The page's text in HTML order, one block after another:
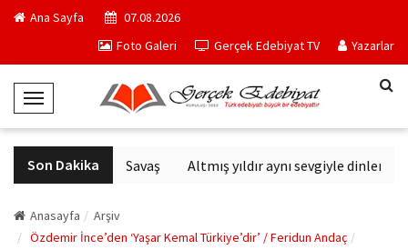
Ana Sayfa
07.08.2026
Foto Galeri
Gerçek Edebiyat TV Yazarlar
T
o
g
g
e
N
Son Dakika
Altıncı Nesil Savaş Altmış yıldır aynı sevgiyle dinlenen
Anasayfa
Arşiv
Özdemir İnce’den ‘Yaşar Kemal Türkiye’dir’ / Feridun Andaç